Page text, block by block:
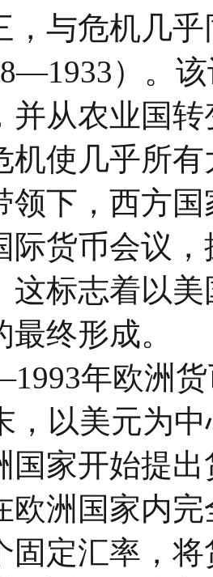
，与危机几
）。
并从农业国
机使几乎所
领下，西方
际货币会议
这标志着以
终形成。
年欧洲
，以美元为
国家开始提
欧洲国家内
固定汇率，